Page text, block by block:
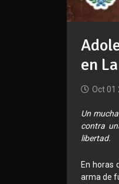
en
Oct 01
Un
contra
libertad.
En horas
arma de